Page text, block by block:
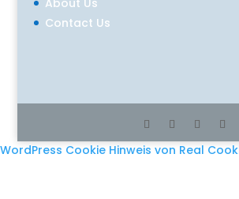
About Us
Contact Us
WordPress Cookie Hinweis von Real